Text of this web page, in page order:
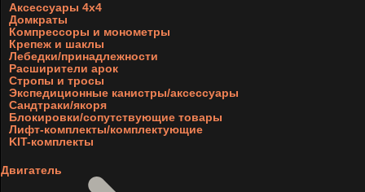
Аксессуары 4х4
Домкраты
Компрессоры и монометры
Крепеж и шаклы
Лебедки/принадлежности
Расширители арок
Стропы и тросы
Экспедиционные канистры/аксессуары
Сандтраки/якоря
Блокировки/сопутствующие товары
Лифт-комплекты/комплектующие
KIT-комплекты
Двигатель